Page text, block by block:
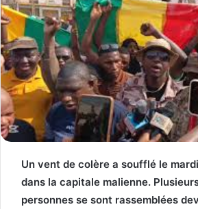
Un vent de colère a soufflé le
dans la capitale malienne.
personnes se sont rassemblées